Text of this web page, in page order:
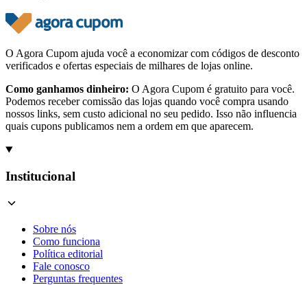
O Agora Cupom ajuda você a economizar com códigos de desconto
verificados e ofertas especiais de milhares de lojas online.
Como ganhamos dinheiro: O Agora Cupom é gratuito para você.
Podemos receber comissão das lojas quando você compra usando
nossos links, sem custo adicional no seu pedido. Isso não influencia
quais cupons publicamos nem a ordem em que aparecem.
Institucional
Sobre nós
Como funciona
Política editorial
Fale conosco
Perguntas frequentes